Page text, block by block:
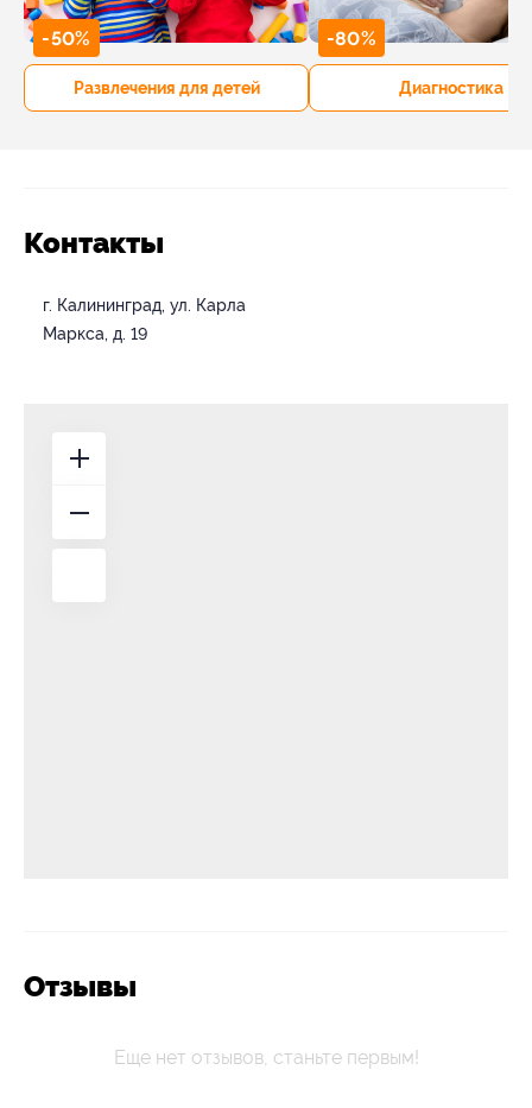
-50%
Развлечения для детей
-80%
Диагностика
Контакты
г. Калининград, ул. Карла
Маркса, д. 19
Отзывы
Еще нет отзывов, станьте первым!